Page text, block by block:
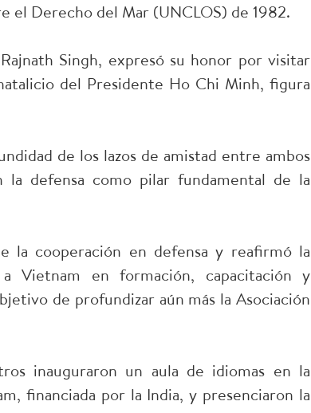
el Derecho del Mar (UNCLOS) de 1982.
Singh, expresó su honor por visitar
del Presidente Ho Chi Minh, figura
de los lazos de amistad entre ambos
la defensa como pilar fundamental de la
la cooperación en defensa y reafirmó la
Vietnam en formación, capacitación y
de profundizar aún más la Asociación
inauguraron un aula de idiomas en la
financiada por la India, y presenciaron la